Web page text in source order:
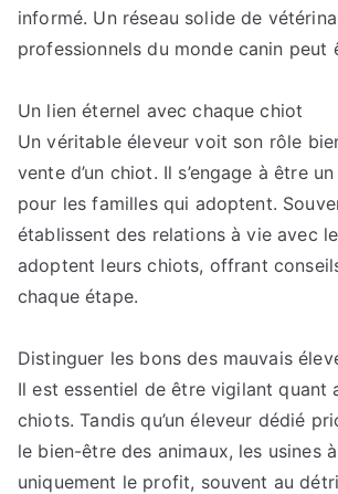
informé. Un réseau solide de
professionnels du monde canin peut
Un lien éternel avec chaque chiot
Un véritable éleveur voit son rôle
vente d’un chiot. Il s’engage à être
pour les familles qui adoptent.
établissent des relations à vie avec
adoptent leurs chiots, offrant
chaque étape.
Distinguer les bons des mauvais
Il est essentiel de être vigilant quant
chiots. Tandis qu’un éleveur dédié
le bien-être des animaux, les usines
uniquement le profit, souvent au